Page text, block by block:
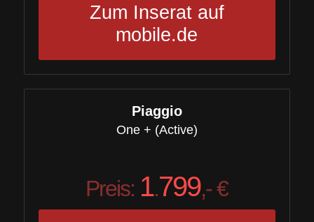
Zum Inserat auf
mobile.de
Piaggio
One + (Active)
Preis: 1.799,- €